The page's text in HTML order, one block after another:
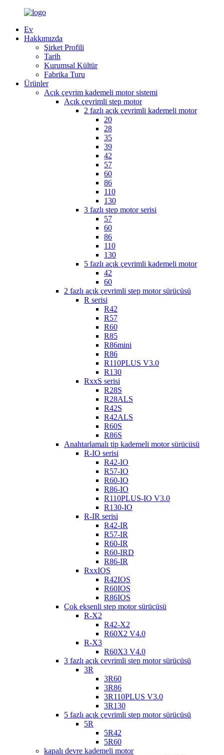
Ev
Hakkımızda
Şirket Profili
Tarih
Kurumsal Kültür
Fabrika Turu
Ürünler
Açık çevrim kademeli motor sistemi
Açık çevrimli step motor
2 fazlı açık çevrimli kademeli motor
20
28
35
39
42
57
60
86
110
130
3 fazlı step motor serisi
57
60
86
110
130
5 fazlı açık çevrimli kademeli motor
42
60
2 fazlı açık çevrimli step motor sürücüsü
R serisi
R42
R57
R60
R85
R86mini
R86
R110PLUS V3.0
R130
RxxS serisi
R28S
R28ALS
R42S
R42ALS
R60S
R86S
Anahtarlamalı tip kademeli motor sürücüsü
R-IO serisi
R42-IO
R57-IO
R60-IO
R86-IO
R110PLUS-IO V3.0
R130-IO
R-IR serisi
R42-IR
R57-IR
R60-IR
R60-IRD
R86-IR
RxxIOS
R42IOS
R60IOS
R86IOS
Çok eksenli step motor sürücüsü
R-X2
R42-X2
R60X2 V4.0
R-X3
R60X3 V4.0
3 fazlı açık çevrimli step motor sürücüsü
3R
3R60
3R86
3R110PLUS V3.0
3R130
5 fazlı açık çevrimli step motor sürücüsü
5R
5R42
5R60
kapalı devre kademeli motor